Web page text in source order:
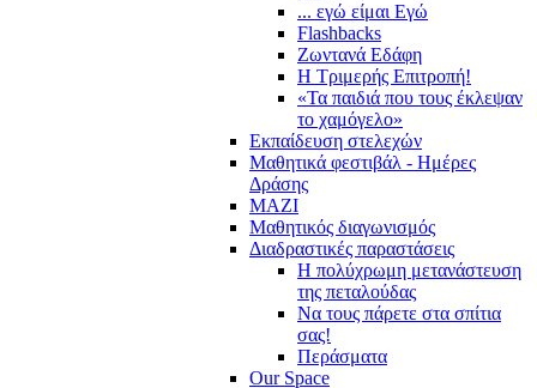
... εγώ είμαι Εγώ
Flashbacks
Ζωντανά Εδάφη
Η Τριμερής Επιτροπή!
«Τα παιδιά που τους έκλεψαν
το χαμόγελο»
Εκπαίδευση στελεχών
Μαθητικά φεστιβάλ - Ημέρες
Δράσης
ΜΑΖΙ
Μαθητικός διαγωνισμός
Διαδραστικές παραστάσεις
Η πολύχρωμη μετανάστευση
της πεταλούδας
Να τους πάρετε στα σπίτια
σας!
Περάσματα
Our Space